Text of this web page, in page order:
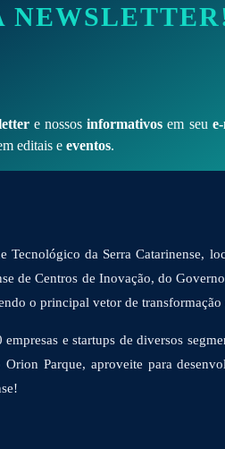
e nossosinformativos em seu
editais e eventos.
Tecnológico da Serra Catarinense,
de Centros de Inovação, do
o principal vetor de
e startups de diversos
Parque, aproveite para